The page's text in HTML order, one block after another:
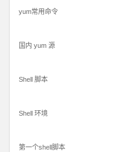
yum常用命令
国内 yum 源
Shell 脚本
Shell 环境
第一个shell脚本